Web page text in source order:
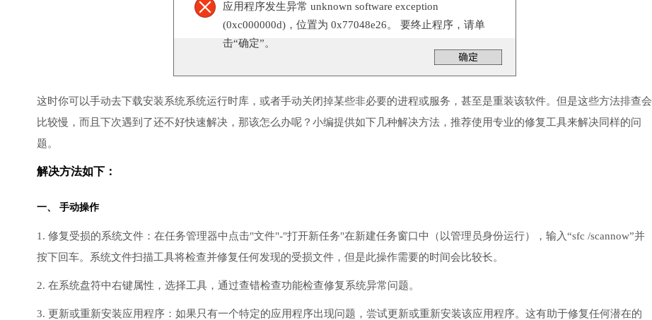
应用程序发生异常 unknown software exception
(0xc000000d)，位置为 0x77048e26。 要终止程序，请单
击“确定”。
这时你可以手动去下载安装系统系统运行时库，或者手动关闭掉某些非必要的进程或服务，甚至是重装该软件。但是这些方法排查会
比较慢，而且下次遇到了还不好快速解决，那该怎么办呢？小编提供如下几种解决方法，推荐使用专业的修复工具来解决同样的问
题。
解决方法如下：
一、 手动操作
1. 修复受损的系统文件：在任务管理器中点击"文件"-"打开新任务"在新建任务窗口中（以管理员身份运行），输入“sfc /scannow”并
按下回车。系统文件扫描工具将检查并修复任何发现的受损文件，但是此操作需要的时间会比较长。
2. 在系统盘符中右键属性，选择工具，通过查错检查功能检查修复系统异常问题。
3. 更新或重新安装应用程序：如果只有一个特定的应用程序出现问题，尝试更新或重新安装该应用程序。这有助于修复任何潜在的